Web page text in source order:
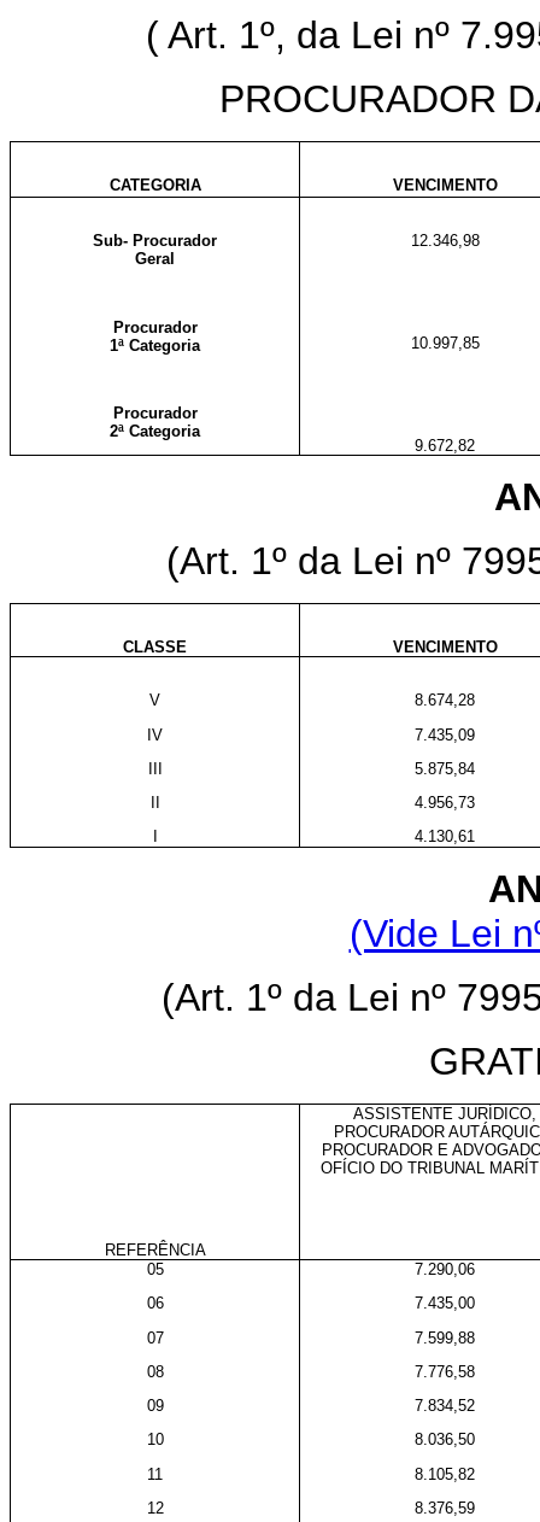
( Art. 1º, da Lei nº
PROCURADOR
CATEGORIA VENCIMENTO
Sub- Procurador
Geral
Procurador
1ª Categoria
Procurador
2ª Categoria
12.346,98
10.997,85
9.672,82
(Art. 1º da Lei nº
CLASSE VENCIMENTO
V
IV
8.674,28
7.435,09
5.875,84
4.956,73
4.130,61
(Vide Lei
(Art. 1º da Lei nº
REFERÊNCIA
ASSISTENTE JURÍDICO,
PROCURADOR
PROCURADOR E
OFÍCIO DO TRIBUNAL
05
06
07
08
09
10
11
12
7.290,06
7.435,00
7.599,88
7.776,58
7.834,52
8.036,50
8.105,82
8.376,59